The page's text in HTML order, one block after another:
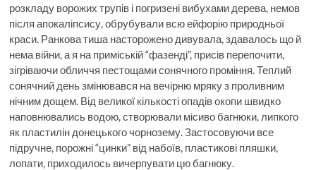
розкладу ворожих трупів і погризені вибухами дерева, немов
після апокаліпсису, обрубували всю ейфорію природньої
краси. Ранкова тиша насторожено дивувала, здавалось що й
нема війни, а я на приміській “фазенді”, присів перепочити,
зігріваючи обличчя пестощами сонячного проміння. Теплий
сонячний день змінювався на вечірню мряку з проливним
нічним дощем. Від великої кількості опадів окопи швидко
наповнювались водою, створювали місиво багнюки, липкого
як пластилін донецького чорнозему. Застосовуючи все
підручне, порожні “цинки” від набоїв, пластикові пляшки,
лопати, приходилось вичерпувати цю багнюку.